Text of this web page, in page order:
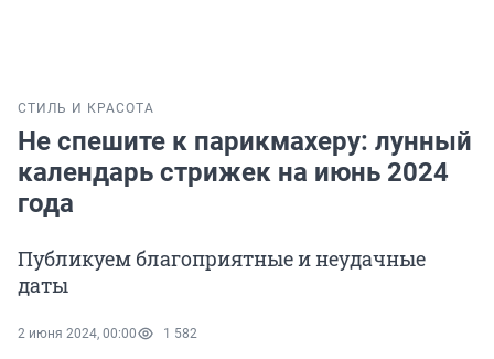
СТИЛЬ И КРАСОТА
Не спешите к парикмахеру: лунный
календарь стрижек на июнь 2024
года
Публикуем благоприятные и неудачные
даты
2 июня 2024, 00:00 1 582